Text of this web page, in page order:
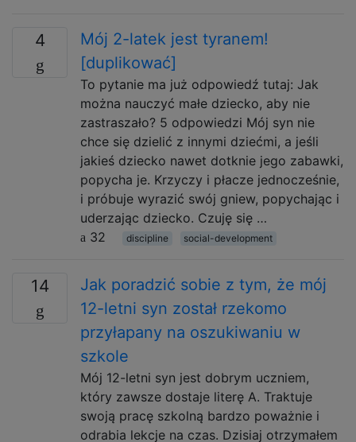
4
Mój 2-latek jest tyranem!
[duplikować]
To pytanie ma już odpowiedź tutaj: Jak
można nauczyć małe dziecko, aby nie
zastraszało? 5 odpowiedzi Mój syn nie
chce się dzielić z innymi dziećmi, a jeśli
jakieś dziecko nawet dotknie jego zabawki,
popycha je. Krzyczy i płacze jednocześnie,
i próbuje wyrazić swój gniew, popychając i
uderzając dziecko. Czuję się …
32
discipline social-development
14
Jak poradzić sobie z tym, że mój
12-letni syn został rzekomo
przyłapany na oszukiwaniu w
szkole
Mój 12-letni syn jest dobrym uczniem,
który zawsze dostaje literę A. Traktuje
swoją pracę szkolną bardzo poważnie i
odrabia lekcje na czas. Dzisiaj otrzymałem